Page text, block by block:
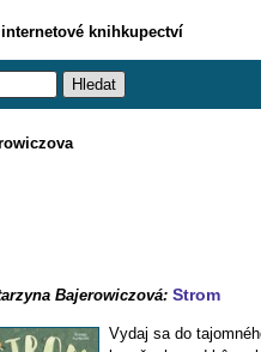
knihkupectví
Bajerowiczová: Strom
Vydaj sa do